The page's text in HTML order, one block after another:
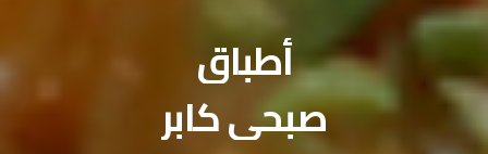
أطباق
صبحي كابر